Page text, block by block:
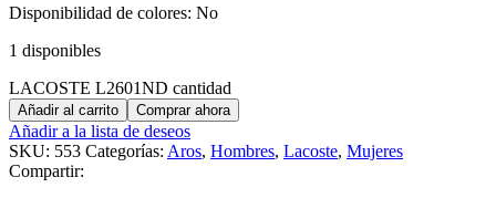
Disponibilidad de colores: No
1 disponibles
LACOSTE L2601ND cantidad
Añadir al carrito Comprar ahora
Añadir a la lista de deseos
SKU: 553 Categorías: Aros, Hombres, Lacoste, Mujeres
Compartir: